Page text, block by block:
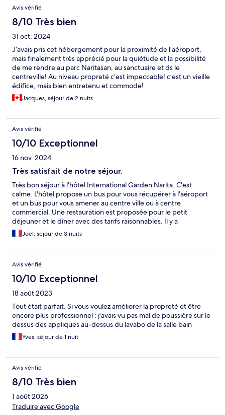
Avis vérifié
8/10 Très bien
31 oct. 2024
J’avais pris cet hébergement pour la proximité de l’aéroport,
mais finalement très apprécié pour la quiétude et la possibilité
de me rendre au parc Naritasan, au sanctuaire et ds le
centreville! Au niveau propreté c’est impeccable! c’est un vieille
édifice, mais bien entretenu et commode!
Jacques, séjour de 2 nuits
Avis vérifié
10/10 Exceptionnel
16 nov. 2024
Très satisfait de notre séjour.
Très bon séjour à l'hôtel International Garden Narita. C'est
calme. L'hôtel propose un bus pour vous récupérer à l'aéroport
et un bus pour vous amener au centre ville ou à centre
commercial. Une restauration est proposée pour le petit
déjeuner et le dîner avec des tarifs raisonnables. Il y a
également un petit commerce "Combini" au sein de l'hôtel où
vous pouvez acheter de la nourriture et bien d'autres choses.
Joël, séjour de 3 nuits
Avis vérifié
10/10 Exceptionnel
18 août 2023
Tout était parfait. Si vous voulez améliorer la propreté et être
encore plus professionnel : j'avais vu pas mal de poussière sur le
dessus des appliques au-dessus du lavabo de la salle bain
Yves, séjour de 1 nuit
Avis vérifié
8/10 Très bien
1 août 2026
Traduire avec Google